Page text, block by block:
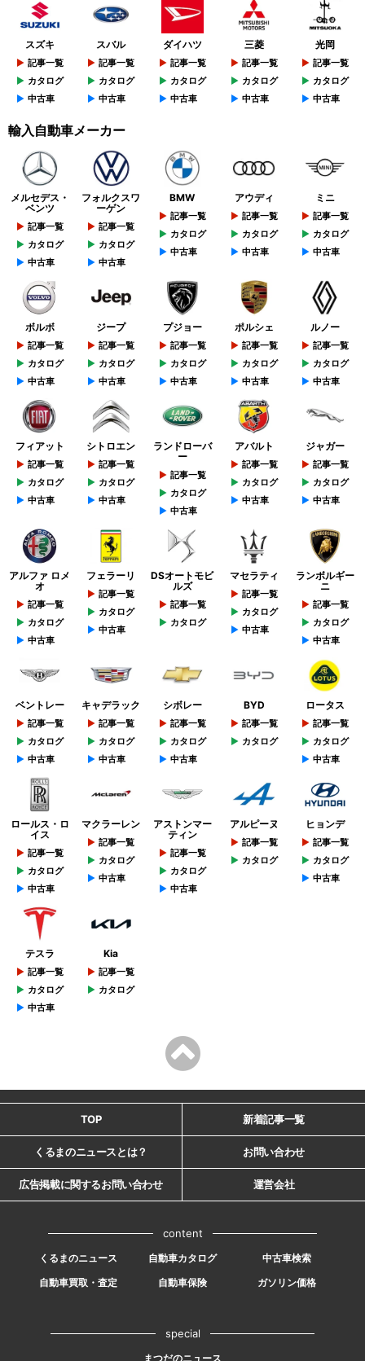
スズキ
記事一覧
カタログ
中古車
スバル
記事一覧
カタログ
中古車
ダイハツ
記事一覧
カタログ
中古車
三菱
記事一覧
カタログ
中古車
光岡
記事一覧
カタログ
中古車
輸入自動車メーカー
メルセデス・
ベンツ
記事一覧
カタログ
中古車
フォルクスワ
ーゲン
記事一覧
カタログ
中古車
BMW
記事一覧
カタログ
中古車
アウディ
記事一覧
カタログ
中古車
ミニ
記事一覧
カタログ
中古車
ボルボ
記事一覧
カタログ
中古車
ジープ
記事一覧
カタログ
中古車
プジョー
記事一覧
カタログ
中古車
ポルシェ
記事一覧
カタログ
中古車
ルノー
記事一覧
カタログ
中古車
フィアット
記事一覧
カタログ
中古車
シトロエン
記事一覧
カタログ
中古車
ランドローバ
ー
記事一覧
カタログ
中古車
アバルト
記事一覧
カタログ
中古車
ジャガー
記事一覧
カタログ
中古車
アルファ ロメ
オ
記事一覧
カタログ
中古車
フェラーリ
記事一覧
カタログ
中古車
DSオートモビ
ルズ
記事一覧
カタログ
マセラティ
記事一覧
カタログ
中古車
ランボルギー
ニ
記事一覧
カタログ
中古車
ベントレー
記事一覧
カタログ
中古車
キャデラック
記事一覧
カタログ
中古車
シボレー
記事一覧
カタログ
中古車
BYD
記事一覧
カタログ
ロータス
記事一覧
カタログ
中古車
ロールス・ロ
イス
記事一覧
カタログ
中古車
マクラーレン
記事一覧
カタログ
中古車
アストンマー
ティン
記事一覧
カタログ
中古車
アルピーヌ
記事一覧
カタログ
ヒョンデ
記事一覧
カタログ
中古車
テスラ
記事一覧
カタログ
中古車
Kia
記事一覧
カタログ
TOP 新着記事一覧
くるまのニュースとは？ お問い合わせ
広告掲載に関するお問い合わせ 運営会社
content
くるまのニュース 自動車カタログ
中古車検索
自動車買取・査定
自動車保険 ガソリン価格
special
まつだのニュース